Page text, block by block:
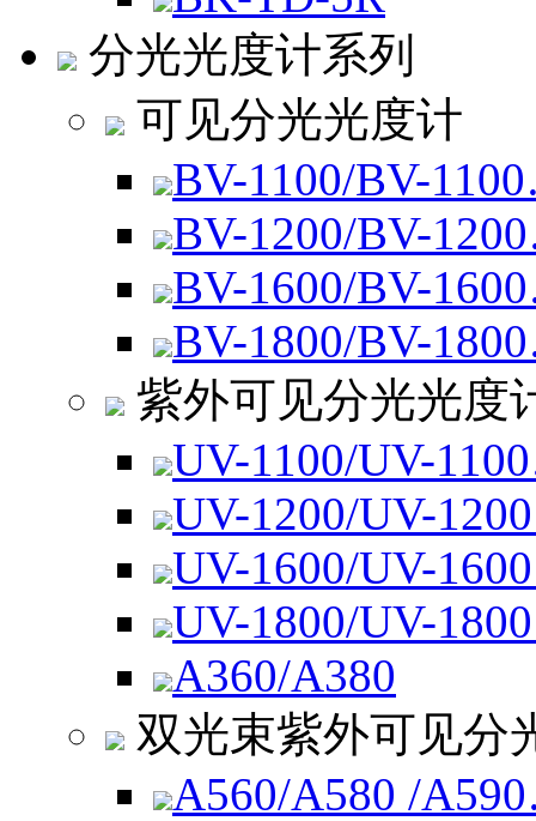
分光光度计系列
可见分光光度计
BV-1100/BV-
BV-1200/BV-
BV-1600/BV-
BV-1800/BV-
紫外可见分光光度
UV-1100/UV-
UV-1200/UV-
UV-1600/UV-
UV-1800/UV-
A360/A380
双光束紫外可见分
A560/A580 /